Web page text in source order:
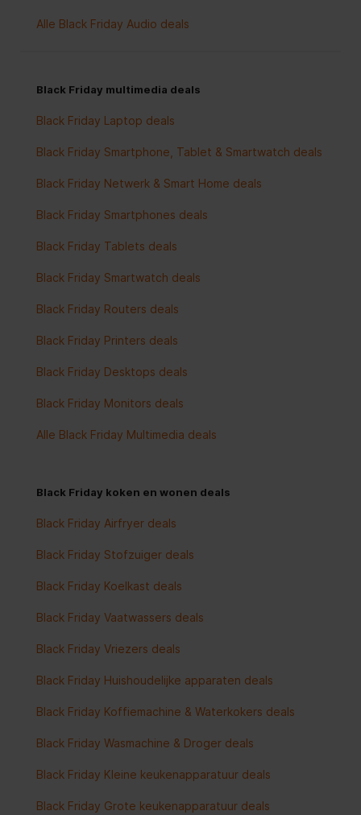
Alle Black Friday Audio deals
Black Friday multimedia deals
Black Friday Laptop deals
Black Friday Smartphone, Tablet & Smartwatch deals
Black Friday Netwerk & Smart Home deals
Black Friday Smartphones deals
Black Friday Tablets deals
Black Friday Smartwatch deals
Black Friday Routers deals
Black Friday Printers deals
Black Friday Desktops deals
Black Friday Monitors deals
Alle Black Friday Multimedia deals
Black Friday koken en wonen deals
Black Friday Airfryer deals
Black Friday Stofzuiger deals
Black Friday Koelkast deals
Black Friday Vaatwassers deals
Black Friday Vriezers deals
Black Friday Huishoudelijke apparaten deals
Black Friday Koffiemachine & Waterkokers deals
Black Friday Wasmachine & Droger deals
Black Friday Kleine keukenapparatuur deals
Black Friday Grote keukenapparatuur deals